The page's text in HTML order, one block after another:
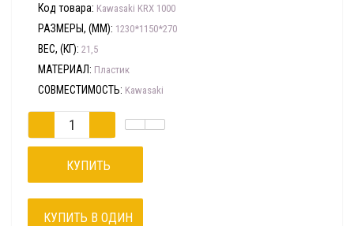
Код товара: Kawasaki KRX 1000
РАЗМЕРЫ, (ММ): 1230*1150*270
ВЕС, (КГ): 21,5
МАТЕРИАЛ: Пластик
СОВМЕСТИМОСТЬ: Kawasaki
КУПИТЬ
КУПИТЬ В ОДИН